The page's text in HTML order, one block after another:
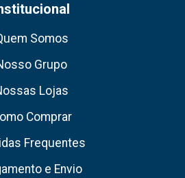
Somos
Grupo
Lojas
Comprar
Frequentes
e Envio